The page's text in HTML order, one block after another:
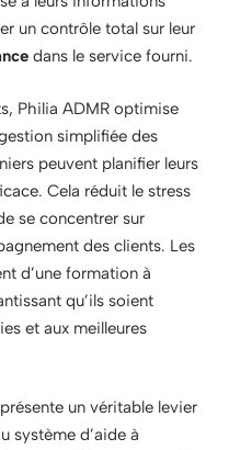
un contrôle total sur leur
dans le service fourni.
Philia ADMR optimise
simplifiée des
peuvent planifier leurs
Cela réduit le stress
se concentrer sur
des clients. Les
d’une formation à
qu’ils soient
et aux meilleures
un véritable levier
système d’aide à